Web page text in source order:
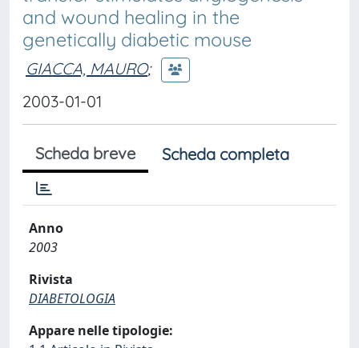
and wound healing in the
genetically diabetic mouse
GIACCA, MAURO;
2003-01-01
Scheda breve Scheda completa
Anno
2003
Rivista
DIABETOLOGIA
Appare nelle tipologie: